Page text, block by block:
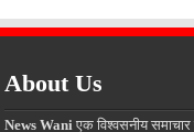
About Us
News Wani एक विश्वसनीय